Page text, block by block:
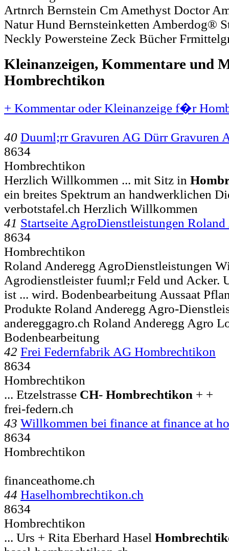
Artnrch Bernstein Cm Amethyst Doctor
Natur Hund Bernsteinketten Amberdog®
Neckly Powersteine Zeck Bücher
Kleinanzeigen, Kommentare und
Hombrechtikon
+ Kommentar oder Kleinanzeige f�r
40 Duuml;rr Gravuren AG Dürr Gravuren
8634
Hombrechtikon
Herzlich Willkommen ... mit Sitz in
ein breites Spektrum an handwerklichen
verbotstafel.ch Herzlich Willkommen
41 Startseite AgroDienstleistungen Roland
8634
Hombrechtikon
Roland Anderegg AgroDienstleistungen
Agrodienstleister fuuml;r Feld und Acker.
ist ... wird. Bodenbearbeitung Aussaat
Produkte Roland Anderegg Agro-
andereggagro.ch Roland Anderegg Agro
Bodenbearbeitung
42 Frei Federnfabrik AG Hombrechtikon
8634
Hombrechtikon
... Etzelstrasse CH- Hombrechtikon + +
frei-federn.ch
43 Willkommen bei finance at finance at
8634
Hombrechtikon
financeathome.ch
44 Haselhombrechtikon.ch
8634
Hombrechtikon
... Urs + Rita Eberhard Hasel